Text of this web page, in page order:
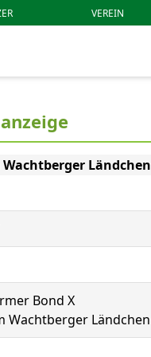
VEREIN
Wachtberger Ländchen
Bond X
Wachtberger Ländchen